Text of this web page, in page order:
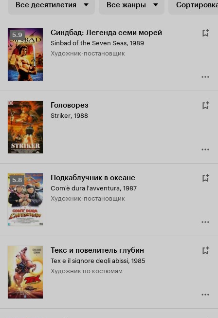
Все десятилетия Все жанры
Рейтинг
Кинопоиска
5.9
5.9 Синдбад: Легенда семи морей
Sinbad of the Seven Seas, 1989
Художник-постановщик
Головорез
Striker, 1988
Рейтинг
Кинопоиска
5.8
5.8 Подкаблучник в океане
Com'è dura l'avventura, 1987
Художник-постановщик
Текс и повелитель глубин
Tex e il signore degli abissi, 1985
Художник по костюмам